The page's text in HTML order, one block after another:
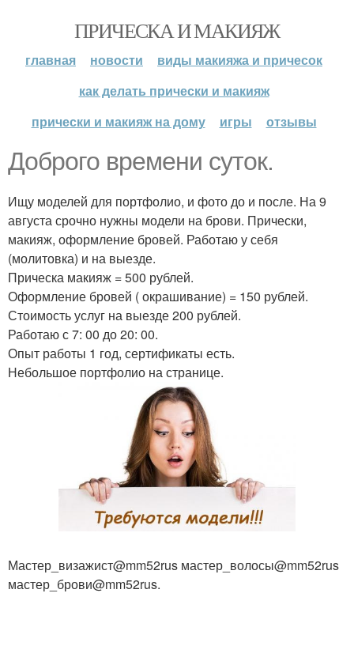
ПРИЧЕСКА И МАКИЯЖ
главная новости
виды макияжа и причесок
как делать прически и макияж
прически и макияж на дому
игры отзывы
Доброго времени суток.
Ищу моделей для портфолио, и фото до и после. На 9
августа срочно нужны модели на брови. Прически,
макияж, оформление бровей. Работаю у себя
(молитовка) и на выезде.
Прическа макияж = 500 рублей.
Оформление бровей ( окрашивание) = 150 рублей.
Стоимость услуг на выезде 200 рублей.
Работаю с 7: 00 до 20: 00.
Опыт работы 1 год, сертификаты есть.
Небольшое портфолио на странице.
Мастер_визажист@mm52rus мастер_волосы@mm52rus
мастер_брови@mm52rus.